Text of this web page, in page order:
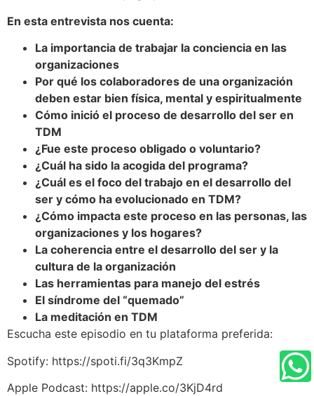
En esta entrevista nos cuenta:
La importancia de trabajar la conciencia en las
organizaciones
Por qué los colaboradores de una organización
deben estar bien física, mental y espiritualmente
Cómo inició el proceso de desarrollo del ser en
TDM
¿Fue este proceso obligado o voluntario?
¿Cuál ha sido la acogida del programa?
¿Cuál es el foco del trabajo en el desarrollo del
ser y cómo ha evolucionado en TDM?
¿Cómo impacta este proceso en las personas, las
organizaciones y los hogares?
La coherencia entre el desarrollo del ser y la
cultura de la organización
Las herramientas para manejo del estrés
El síndrome del “quemado”
La meditación en TDM
Escucha este episodio en tu plataforma preferida:
Spotify: https://spoti.fi/3q3KmpZ
Apple Podcast: https://apple.co/3KjD4rd